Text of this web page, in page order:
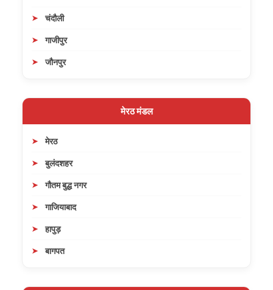
चंदौली
गाजीपुर
जौनपुर
मेरठ मंडल
मेरठ
बुलंदशहर
गौतम बुद्ध नगर
गाजियाबाद
हापुड़
बागपत